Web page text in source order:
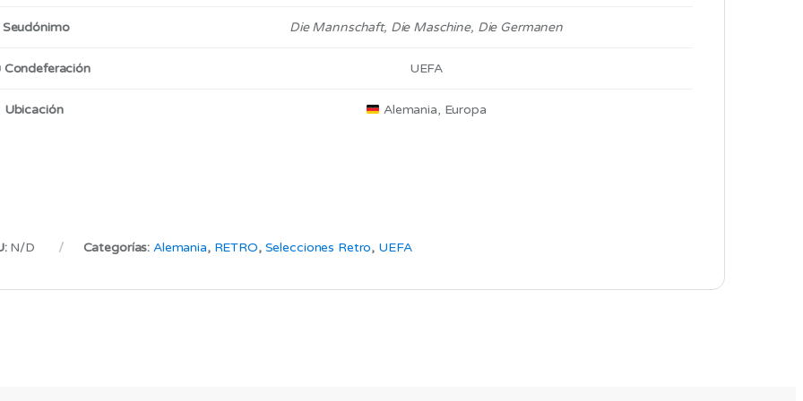
Die Mannschaft, Die Maschine, Die Germanen
Condeferación UEFA
Ubicación Alemania, Europa
N/D Categorías: Alemania, RETRO, Selecciones Retro, UEFA